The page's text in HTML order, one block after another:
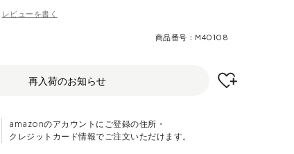
レビューを書く
商品番号 M40108
再入荷のお知らせ
amazonのアカウントにご登録の住所・
クレジットカード情報でご注文いただけます。